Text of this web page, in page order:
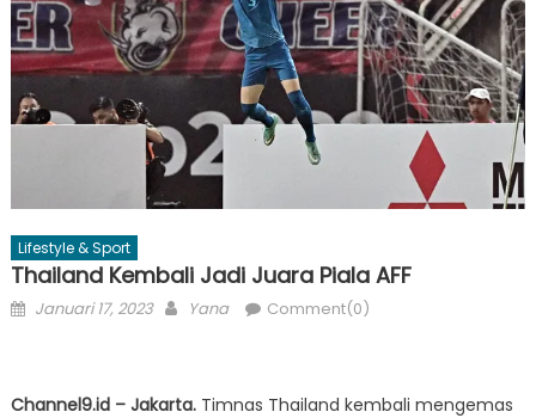
Lifestyle & Sport
Thailand Kembali Jadi Juara Piala AFF
Posted
Januari 17, 2023 Author
Yana Comment(0)
Channel9.id – Jakarta. Timnas Thailand kembali mengemas